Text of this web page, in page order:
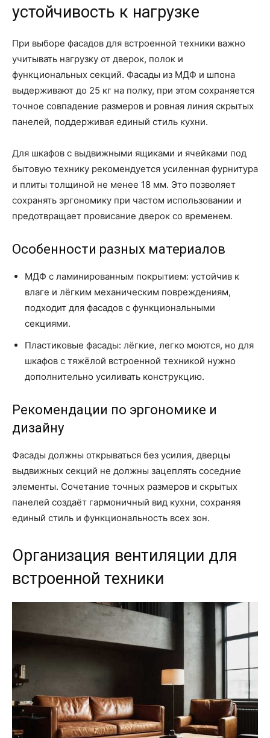
устойчивость к нагрузке
При выборе фасадов для встроенной техники важно
учитывать нагрузку от дверок, полок и
функциональных секций. Фасады из МДФ и шпона
выдерживают до 25 кг на полку, при этом сохраняется
точное совпадение размеров и ровная линия скрытых
панелей, поддерживая единый стиль кухни.
Для шкафов с выдвижными ящиками и ячейками под
бытовую технику рекомендуется усиленная фурнитура
и плиты толщиной не менее 18 мм. Это позволяет
сохранять эргономику при частом использовании и
предотвращает провисание дверок со временем.
Особенности разных материалов
МДФ с ламинированным покрытием: устойчив к
влаге и лёгким механическим повреждениям,
подходит для фасадов с функциональными
секциями.
Пластиковые фасады: лёгкие, легко моются, но для
шкафов с тяжёлой встроенной техникой нужно
дополнительно усиливать конструкцию.
Рекомендации по эргономике и
дизайну
Фасады должны открываться без усилия, дверцы
выдвижных секций не должны зацеплять соседние
элементы. Сочетание точных размеров и скрытых
панелей создаёт гармоничный вид кухни, сохраняя
единый стиль и функциональность всех зон.
Организация вентиляции для
встроенной техники